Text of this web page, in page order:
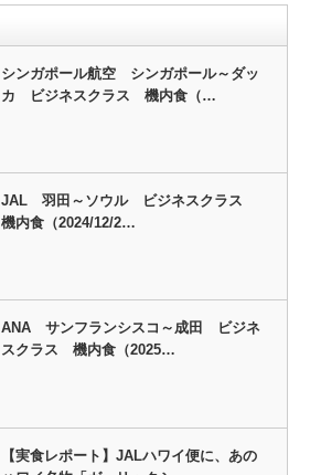
シンガポール航空 シンガポール～ダッ
カ ビジネスクラス 機内食（…
JAL 羽田～ソウル ビジネスクラス
機内食（2024/12/2…
ANA サンフランシスコ～成田 ビジネ
スクラス 機内食（2025…
【実食レポート】JALハワイ便に、あの